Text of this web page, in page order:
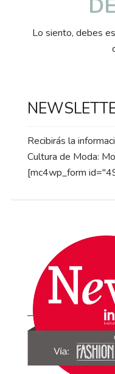
Lo siento, debes
Recibirás la
Cultura de Moda:
[mc4wp_form